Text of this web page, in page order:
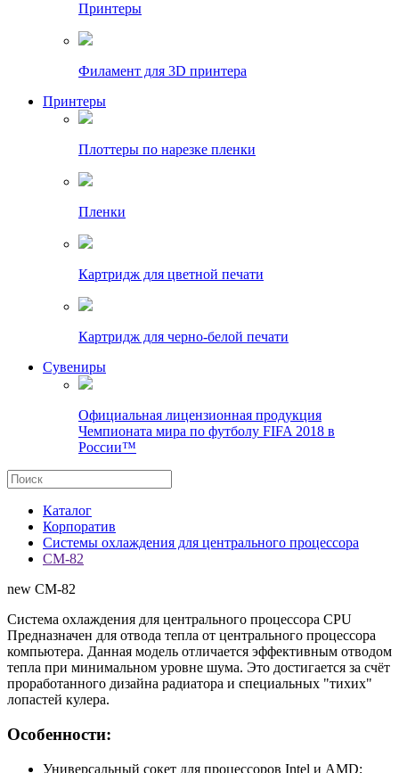
Принтеры
Филамент для 3D принтера
Принтеры
Плоттеры по нарезке пленки
Пленки
Картридж для цветной печати
Картридж для черно-белой печати
Сувениры
Официальная лицензионная продукция
Чемпионата мира по футболу FIFA 2018 в
России™
Каталог
Корпоратив
Системы охлаждения для центрального процессора
CM-82
new CM-82
Система охлаждения для центрального процессора CPU
Предназначен для отвода тепла от центрального процессора
компьютера. Данная модель отличается эффективным отводом
тепла при минимальном уровне шума. Это достигается за счёт
проработанного дизайна радиатора и специальных "тихих"
лопастей кулера.
Особенности:
Универсальный сокет для процессоров Intel и AMD;